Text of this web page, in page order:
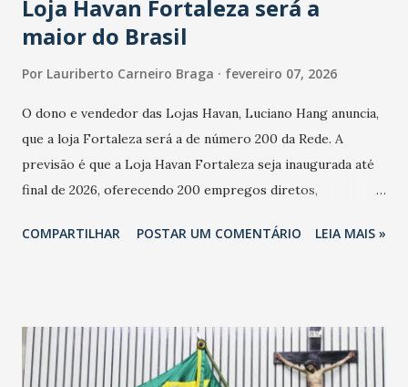
Loja Havan Fortaleza será a
maior do Brasil
Por Lauriberto Carneiro Braga fevereiro 07, 2026
O dono e vendedor das Lojas Havan, Luciano Hang anuncia,
que a loja Fortaleza será a de número 200 da Rede. A
previsão é que a Loja Havan Fortaleza seja inaugurada até
final de 2026, oferecendo 200 empregos diretos,
Havan Fortaleza ainda não foi anunciada oficialmente, mas
COMPARTILHAR POSTAR UM COMENTÁRIO LEIA MAIS »